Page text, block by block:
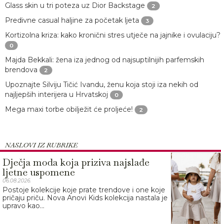
Glass skin u tri poteza uz Dior Backstage 2
Predivne casual haljine za početak ljeta 3
Kortizolna kriza: kako kronični stres utječe na jajnike i ovulaciju?
0
Majda Bekkali: žena iza jednog od najsuptilnijih parfemskih
brendova
2
Upoznajte Silviju Tičić Ivandu, ženu koja stoji iza nekih od
najljepših interijera u Hrvatskoj
0
Mega maxi torbe obilježit će proljeće! 2
NASLOVI IZ RUBRIKE
Dječja moda koja priziva najslađe
ljetne uspomene
06.08.2026.
Postoje kolekcije koje prate trendove i one koje
pričaju priču. Nova Anovi Kids kolekcija nastala je
upravo kao...